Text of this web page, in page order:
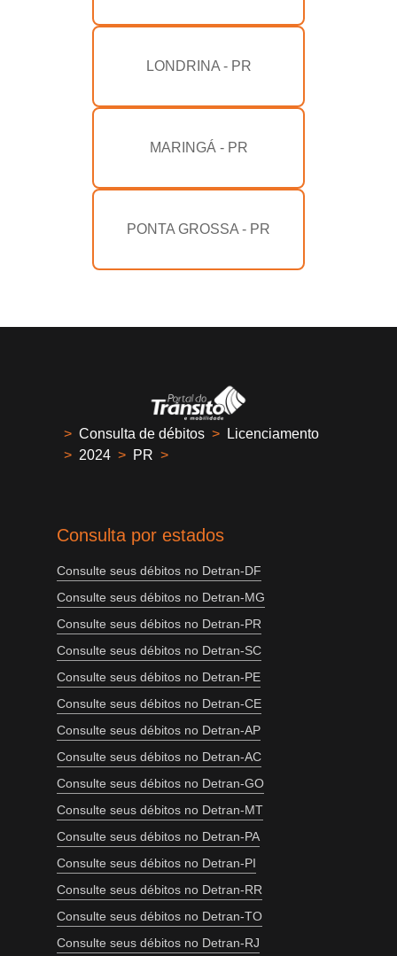
LONDRINA - PR
MARINGÁ - PR
PONTA GROSSA - PR
> Consulta de débitos >
Licenciamento
> 2024 > PR >
Consulta por estados
Consulte seus débitos no Detran-DF
Consulte seus débitos no Detran-MG
Consulte seus débitos no Detran-PR
Consulte seus débitos no Detran-SC
Consulte seus débitos no Detran-PE
Consulte seus débitos no Detran-CE
Consulte seus débitos no Detran-AP
Consulte seus débitos no Detran-AC
Consulte seus débitos no Detran-GO
Consulte seus débitos no Detran-MT
Consulte seus débitos no Detran-PA
Consulte seus débitos no Detran-PI
Consulte seus débitos no Detran-RR
Consulte seus débitos no Detran-TO
Consulte seus débitos no Detran-RJ